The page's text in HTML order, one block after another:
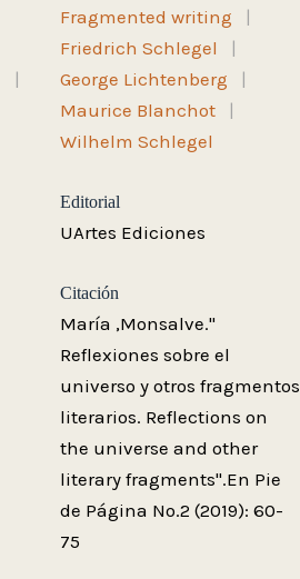
|
Fragmented writing
|
Friedrich Schlegel
|
George Lichtenberg
|
Maurice Blanchot
|
Wilhelm Schlegel
Editorial
UArtes Ediciones
Citación
María ,Monsalve."
Reflexiones sobre el
universo y otros fragmentos
literarios. Reflections on
the universe and other
literary fragments".En Pie
de Página No.2 (2019): 60-
75